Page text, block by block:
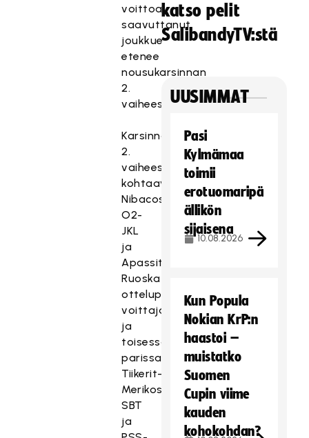
voittoa
saavuttanut
joukkue
etenee
nousukarsinnan
2.
vaiheeseen.
Karsinnan
2.
vaiheessa
kohtaavat
Nibacos-
O2-
JKL
ja
Apassit-
Ruoska
otteluparien
voittajat
ja
toisessa
parissa
Tiikerit-
Merikoski
SBT
ja
katso pelit
SalibandyTV:stä
UUSIMMAT
Pasi
Kylmämaa
toimii
erotuomaripä
ällikön
sijaisena
10.08.2026
Kun Popula
Nokian KrP:n
haastoi –
muistatko
Suomen
Cupin viime
kauden
kohokohdan?